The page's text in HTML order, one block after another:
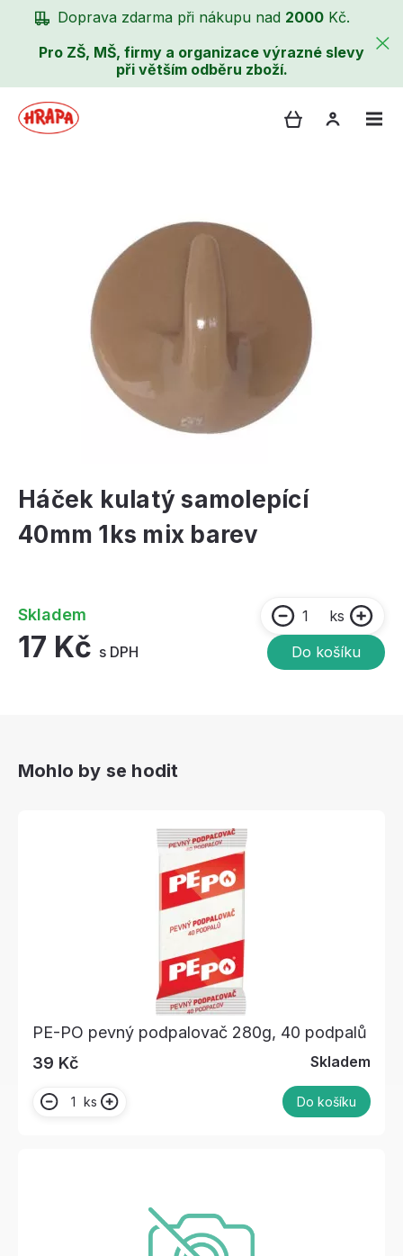
Doprava zdarma při nákupu nad 2000 Kč.
Pro ZŠ, MŠ, firmy a organizace výrazné slevy
při větším odběru zboží.
Háček kulatý samolepící
40mm 1ks mix barev
Skladem
17 Kč s DPH
ks
Do košíku
Mohlo by se hodit
PE-PO pevný podpalovač 280g, 40 podpalů
39 Kč
Skladem
ks Do košíku